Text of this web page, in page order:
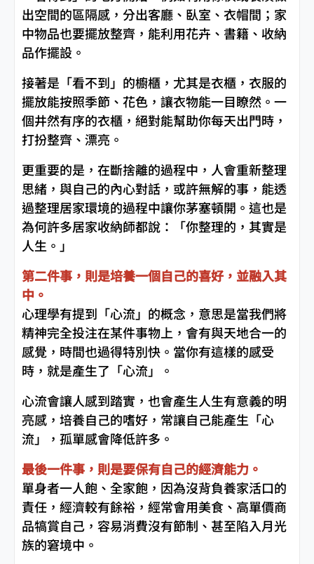
出空間的區隔感，分出客廳、臥室、衣帽間；家
中物品也要擺放整齊，能利用花卉、書籍、收納
品作擺設。
接著是「看不到」的櫥櫃，尤其是衣櫃，衣服的
擺放能按照季節、花色，讓衣物能一目瞭然。一
個井然有序的衣櫃，絕對能幫助你每天出門時，
打扮整齊、漂亮。
更重要的是，在斷捨離的過程中，人會重新整理
思緒，與自己的內心對話，或許無解的事，能透
過整理居家環境的過程中讓你茅塞頓開。這也是
為何許多居家收納師都說：「你整理的，其實是
人生。」
第二件事，則是培養一個自己的喜好，並融入其
中。
心理學有提到「心流」的概念，意思是當我們將
精神完全投注在某件事物上，會有與天地合一的
感覺，時間也過得特別快。當你有這樣的感受
時，就是產生了「心流」。
心流會讓人感到踏實，也會產生人生有意義的明
亮感，培養自己的嗜好，常讓自己能產生「心
流」，孤單感會降低許多。
最後一件事，則是要保有自己的經濟能力。
單身者一人飽、全家飽，因為沒背負養家活口的
責任，經濟較有餘裕，經常會用美食、高單價商
品犒賞自己，容易消費沒有節制、甚至陷入月光
族的窘境中。